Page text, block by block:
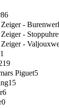
86
Zeiger -
Zeiger -
Zeiger -
1
Piguet5
15
6
0